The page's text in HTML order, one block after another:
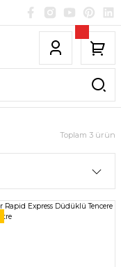
Toplam 3 ürün